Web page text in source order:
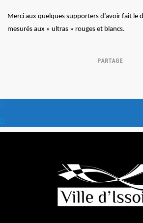
Merci aux quelques supporters d’avoir fait le
mesurés aux « ultras » rouges et blancs.
PARTAGE